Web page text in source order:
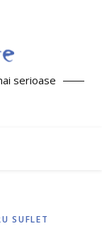
serioase
SUFLET